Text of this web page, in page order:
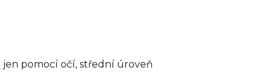
jen pomocí očí, střední úroveň